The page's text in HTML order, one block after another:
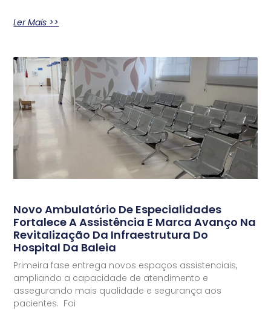
Ler Mais >>
Novo Ambulatório De Especialidades
Fortalece A Assistência E Marca Avanço Na
Revitalização Da Infraestrutura Do
Hospital Da Baleia
Primeira fase entrega novos espaços assistenciais,
ampliando a capacidade de atendimento e
assegurando mais qualidade e segurança aos
pacientes. Foi